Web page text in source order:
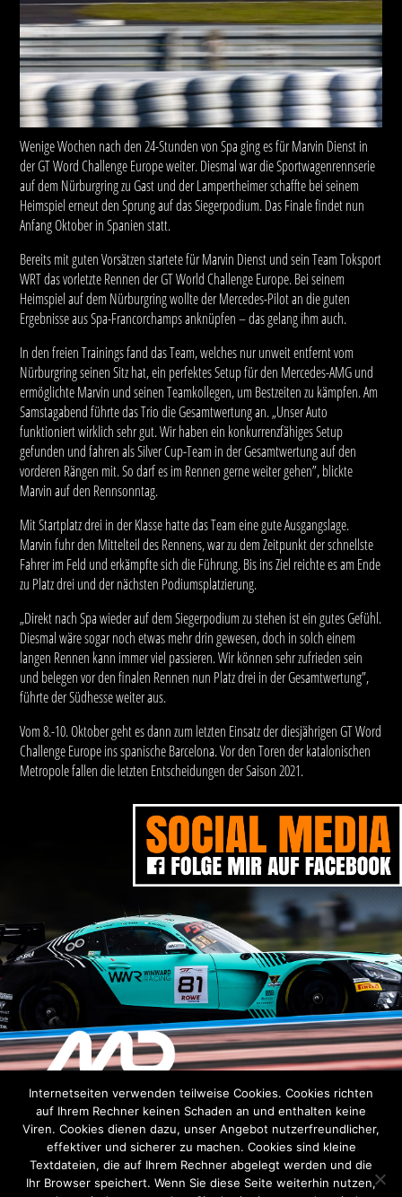
Wenige Wochen nach den 24-Stunden von Spa ging es für Marvin Dienst in
der GT Word Challenge Europe weiter. Diesmal war die Sportwagenrennserie
auf dem Nürburgring zu Gast und der Lampertheimer schaffte bei seinem
Heimspiel erneut den Sprung auf das Siegerpodium. Das Finale findet nun
Anfang Oktober in Spanien statt.
Bereits mit guten Vorsätzen startete für Marvin Dienst und sein Team Toksport
WRT das vorletzte Rennen der GT World Challenge Europe. Bei seinem
Heimspiel auf dem Nürburgring wollte der Mercedes-Pilot an die guten
Ergebnisse aus Spa-Francorchamps anknüpfen – das gelang ihm auch.
In den freien Trainings fand das Team, welches nur unweit entfernt vom
Nürburgring seinen Sitz hat, ein perfektes Setup für den Mercedes-AMG und
ermöglichte Marvin und seinen Teamkollegen, um Bestzeiten zu kämpfen. Am
Samstagabend führte das Trio die Gesamtwertung an. „Unser Auto
funktioniert wirklich sehr gut. Wir haben ein konkurrenzfähiges Setup
gefunden und fahren als Silver Cup-Team in der Gesamtwertung auf den
vorderen Rängen mit. So darf es im Rennen gerne weiter gehen”, blickte
Marvin auf den Rennsonntag.
Mit Startplatz drei in der Klasse hatte das Team eine gute Ausgangslage.
Marvin fuhr den Mittelteil des Rennens, war zu dem Zeitpunkt der schnellste
Fahrer im Feld und erkämpfte sich die Führung. Bis ins Ziel reichte es am Ende
zu Platz drei und der nächsten Podiumsplatzierung.
„Direkt nach Spa wieder auf dem Siegerpodium zu stehen ist ein gutes Gefühl.
Diesmal wäre sogar noch etwas mehr drin gewesen, doch in solch einem
langen Rennen kann immer viel passieren. Wir können sehr zufrieden sein
und belegen vor den finalen Rennen nun Platz drei in der Gesamtwertung”,
führte der Südhesse weiter aus.
Vom 8.-10. Oktober geht es dann zum letzten Einsatz der diesjährigen GT Word
Challenge Europe ins spanische Barcelona. Vor den Toren der katalonischen
Metropole fallen die letzten Entscheidungen der Saison 2021.
IMPRESSUM
DATENSCHUTZERKLÄRUNG
DISCLAIMER
Verantwortlich für den Inhalt sieheImpressum
Alle Inhalte sind urheberrechtlich geschützt und dürfen ohne
schriftliche Zustimmung nicht für Drittangebote genutzt
werden.
Internetseiten verwenden teilweise Cookies. Cookies richten
auf Ihrem Rechner keinen Schaden an und enthalten keine
Viren. Cookies dienen dazu, unser Angebot nutzerfreundlicher,
effektiver und sicherer zu machen. Cookies sind kleine
Textdateien, die auf Ihrem Rechner abgelegt werden und die
Ihr Browser speichert. Wenn Sie diese Seite weiterhin nutzen,